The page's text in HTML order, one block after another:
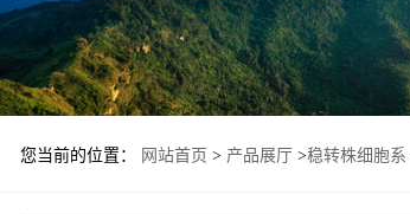
您当前的位置： 网站首页 > 产品展厅 >稳转株细胞系